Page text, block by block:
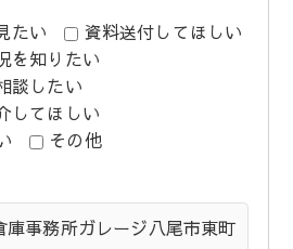
たい
資料送付してほしい
を知りたい
談したい
してほしい
その他